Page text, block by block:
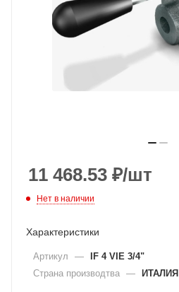
11 468.53 ₽/шт
Нет в наличии
Характеристики
Артикул — IF 4 VIE 3/4"
Страна производтва — ИТАЛИЯ